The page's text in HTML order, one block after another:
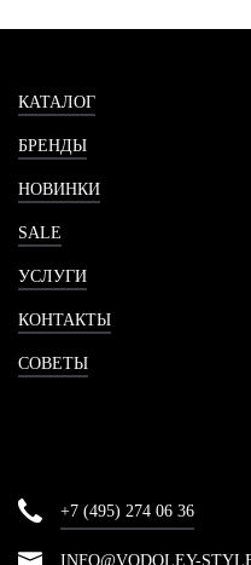
КАТАЛОГ
БРЕНДЫ
НОВИНКИ
SALE
УСЛУГИ
КОНТАКТЫ
СОВЕТЫ
+7 (495) 274 06 36
INFO@VODOLEY-